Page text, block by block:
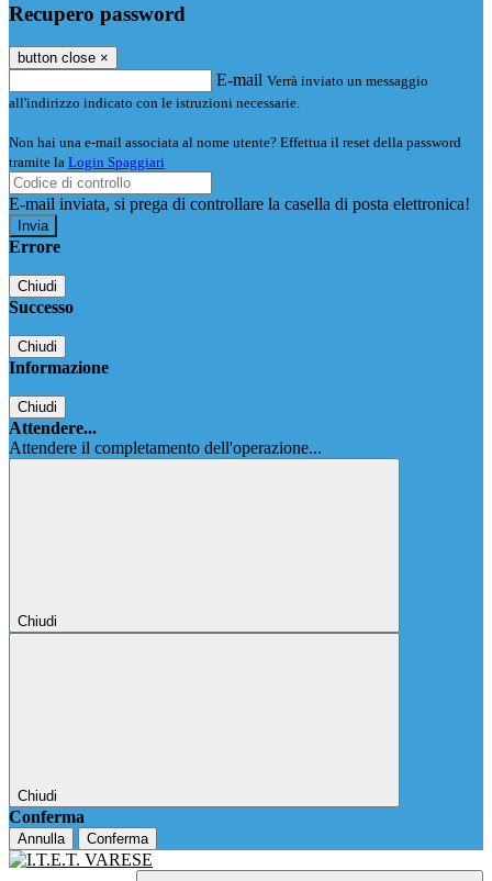
Recupero password
button close ×
E-mail Verrà inviato un messaggio
all'indirizzo indicato con le istruzioni necessarie.
Non hai una e-mail associata al nome utente? Effettua il reset della password
tramite la Login Spaggiari
E-mail inviata, si prega di controllare la casella di posta elettronica!
Errore
Chiudi
Successo
Chiudi
Informazione
Chiudi
Attendere...
Attendere il completamento dell'operazione...
Chiudi
Chiudi
Conferma
Annulla Conferma